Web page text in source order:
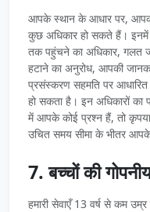
आपके स्थान के आधार पर,
कुछ अधिकार हो सकते हैं। इनमें
तक पहुंचने का अधिकार, गलत
हटाने का अनुरोध, आपकी
प्रसंस्करण सहमति पर आधारित
हो सकता है। इन अधिकारों
में आपके कोई प्रश्न हैं, तो
उचित समय सीमा के भीतर
7. बच्चों की
हमारी सेवाएँ 13 वर्ष से कम